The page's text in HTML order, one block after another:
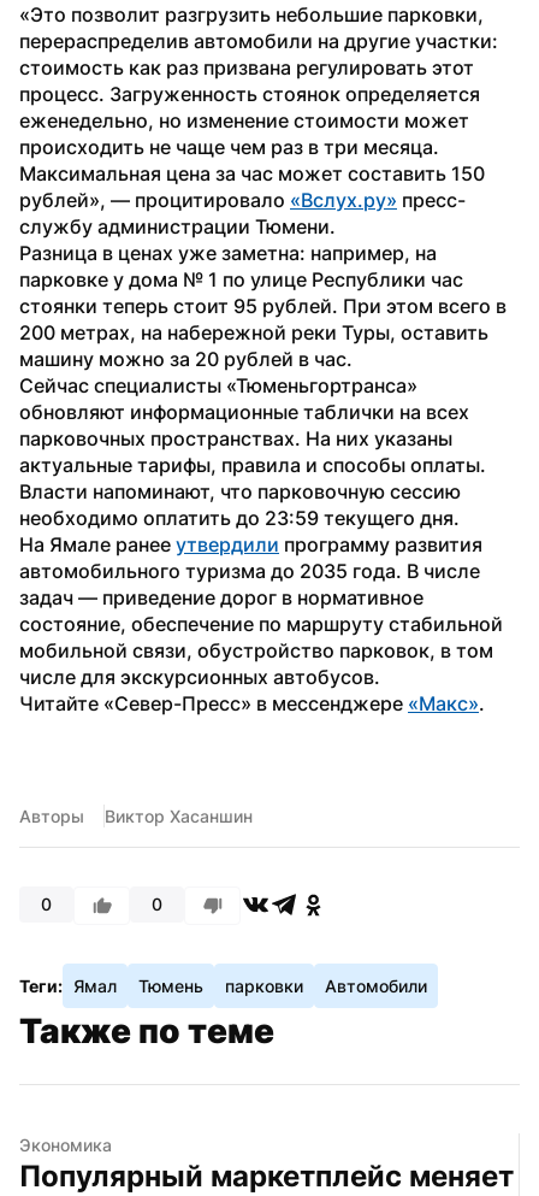
«Это позволит разгрузить небольшие парковки,
перераспределив автомобили на другие участки:
стоимость как раз призвана регулировать этот
процесс. Загруженность стоянок определяется
еженедельно, но изменение стоимости может
происходить не чаще чем раз в три месяца.
Максимальная цена за час может составить 150
рублей», — процитировало «Вслух.ру» пресс-
службу администрации Тюмени.
Разница в ценах уже заметна: например, на
парковке у дома № 1 по улице Республики час
стоянки теперь стоит 95 рублей. При этом всего в
200 метрах, на набережной реки Туры, оставить
машину можно за 20 рублей в час.
Сейчас специалисты «Тюменьгортранса»
обновляют информационные таблички на всех
парковочных пространствах. На них указаны
актуальные тарифы, правила и способы оплаты.
Власти напоминают, что парковочную сессию
необходимо оплатить до 23:59 текущего дня.
На Ямале ранее утвердили программу развития
автомобильного туризма до 2035 года. В числе
задач — приведение дорог в нормативное
состояние, обеспечение по маршруту стабильной
мобильной связи, обустройство парковок, в том
числе для экскурсионных автобусов.
Читайте «Север-Пресс» в мессенджере «Макс».
Авторы Виктор Хасаншин
0 0
Теги: Ямал Тюмень парковки Автомобили
Также по теме
Экономика
Популярный маркетплейс меняет